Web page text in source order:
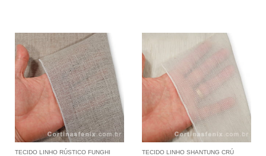
TECIDO LINHO RÚSTICO FUNGHI
TECIDO LINHO SHANTUNG CRÚ